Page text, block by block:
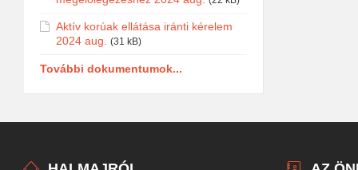
Aktív korúak ellátása iránti kérelem
2024 aug. (31 kB)
További dokumentumok...